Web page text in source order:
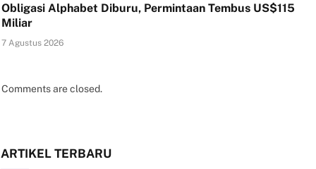
Obligasi Alphabet Diburu, Permintaan Tembus US$115
Miliar
7 Agustus 2026
Comments are closed.
ARTIKEL TERBARU